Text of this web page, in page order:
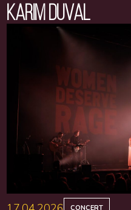
KARIM DUVAL
CONCERT